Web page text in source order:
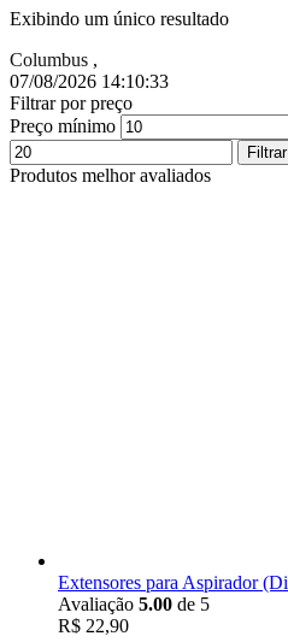
Exibindo um único resultado
Columbus ,
07/08/2026 14:10:34
Filtrar por preço
Preço mínimo
Filtrar
Produtos melhor avaliados
Extensores para Aspirador
Avaliação 5.00 de 5
R$ 22,90